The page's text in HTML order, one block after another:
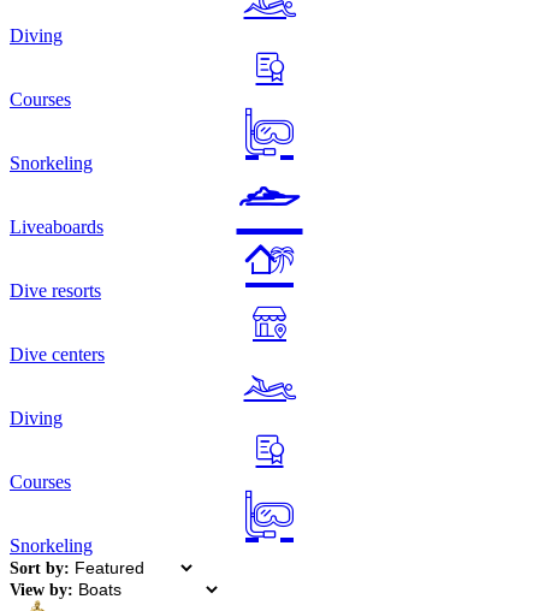
Diving
Courses
Snorkeling
Liveaboards
Dive resorts
Dive centers
Diving
Courses
Snorkeling
Sort by:
View by: